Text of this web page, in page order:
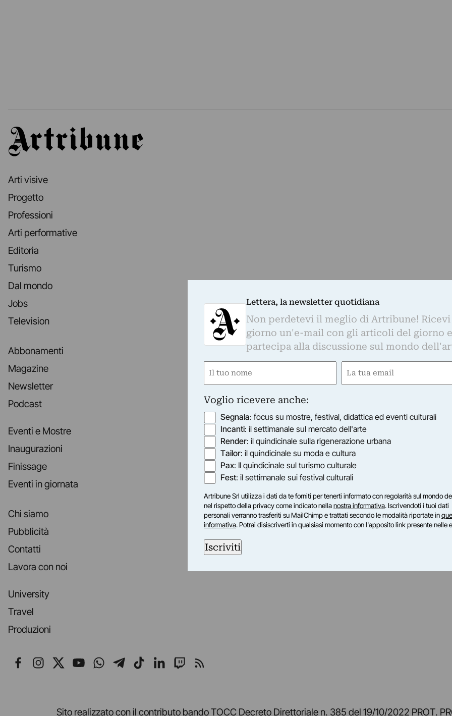
Artribune
Arti visive
Progetto
Professioni
Arti performative
Editoria
Turismo
Dal mondo
Jobs
Television
Abbonamenti
Magazine
Newsletter
Podcast
Eventi e Mostre
Inaugurazioni
Finissage
Eventi in giornata
Chi siamo
Pubblicità
Contatti
Lavora con noi
University
Travel
Produzioni
Seguici su Facebook
Seguici su Instagram
Seguici su X
Seguici su YouTube
Seguici su WhatsApp
Seguici su Telegram
Seguici su TikTok
Seguici su LinkedIn
Seguici su Twitch
Seguici su Rss
Sito realizzato con il contributo bando TOCC Decreto Direttoriale n. 385 del 19/10/2022 PROT.
Lettera, la newsletter quotidiana
Non perdetevi il meglio di Artribune!
giorno un'e-mail con gli articoli del giorno
partecipa alla discussione sul mondo
Nome
Email
Voglio ricevere anche:
Segnala: focus su mostre, festival, didattica ed eventi culturali
Incanti: il settimanale sul mercato dell'arte
Render: il quindicinale sulla rigenerazione urbana
Tailor: il quindicinale su moda e cultura
Pax: Il quindicinale sul turismo culturale
Fest: il settimanale sui festival culturali
Artribune Srl utilizza i dati da te forniti per tenerti informato con regolarità sul mondo
nel rispetto della privacy come indicato nellanostra informativa. Iscrivendoti i tuoi dati
personali verranno trasferiti su MailChimp e trattati secondo le modalità riportate in
informativa. Potrai disiscriverti in qualsiasi momento con l'apposito link presente nelle
Iscriviti